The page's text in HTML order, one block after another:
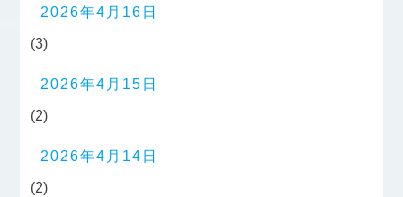
2026年4月16日
(3)
2026年4月15日
(2)
2026年4月14日
(2)